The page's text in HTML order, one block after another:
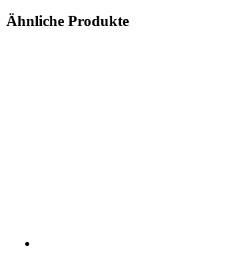
Ähnliche Produkte